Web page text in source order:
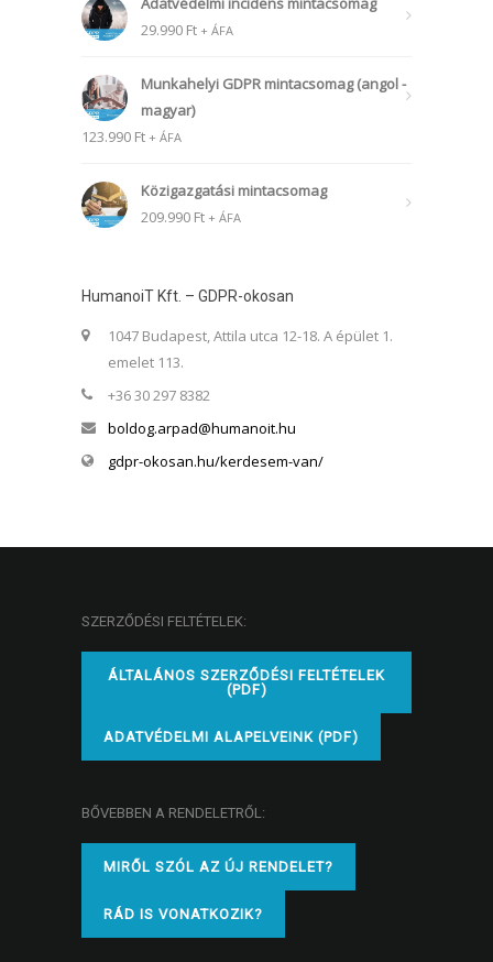
29.990 Ft + ÁFA
Munkahelyi GDPR mintacsomag (angol -
magyar)
123.990 Ft + ÁFA
Közigazgatási mintacsomag
209.990 Ft + ÁFA
HumanoiT Kft. – GDPR-okosan
1047 Budapest, Attila utca 12-18. A épület 1.
emelet 113.
+36 30 297 8382
boldog.arpad@humanoit.hu
gdpr-okosan.hu/kerdesem-van/
SZERZŐDÉSI FELTÉTELEK:
ÁLTALÁNOS SZERZŐDÉSI FELTÉTELEK
(PDF)
ADATVÉDELMI ALAPELVEINK (PDF)
BŐVEBBEN A RENDELETRŐL:
MIRŐL SZÓL AZ ÚJ RENDELET?
RÁD IS VONATKOZIK?